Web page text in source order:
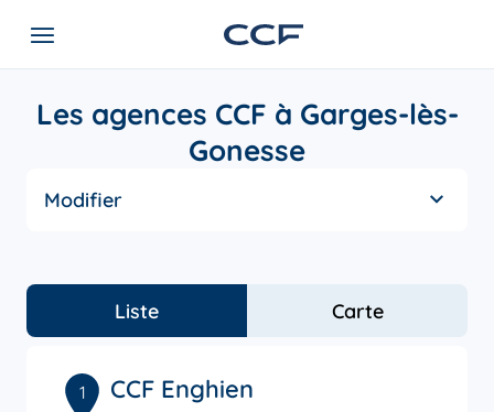
Les agences CCF à Garges-lès-
Gonesse
Modifier
Liste Carte
1 CCF Enghien